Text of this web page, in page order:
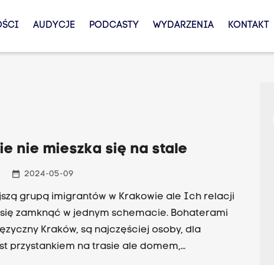
AUDYCJE PODCASTY WYDARZENIA KONTAKT
nie mieszka się na stale
date_range 2024-05-09
grupą imigrantów w Krakowie ale Ich relacji
zamknąć w jednym schemacie. Bohaterami
Kraków, są najczęściej osoby, dla
przystankiem na trasie ale domem,